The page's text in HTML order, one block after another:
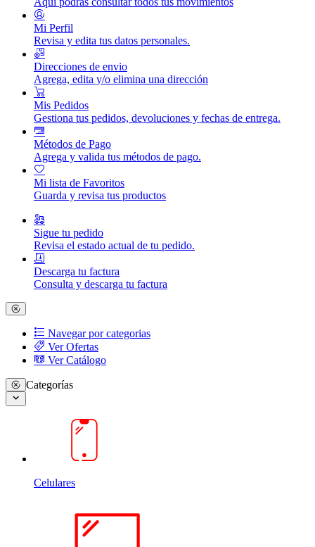
Mi Perfil
Revisa y edita tus datos personales.
Direcciones de envio
Agrega, edita y/o elimina una dirección
Mis Pedidos
Gestiona tus pedidos, devoluciones y fechas de entrega.
Métodos de Pago
Agrega y valida tus métodos de pago.
Mi lista de Favoritos
Guarda y revisa tus productos
Sigue tu pedido
Revisa el estado actual de tu pedido.
Descarga tu factura
Consulta y descarga tu factura
Navegar por categorias
Ver Ofertas
Ver Catálogo
Categorías
Celulares